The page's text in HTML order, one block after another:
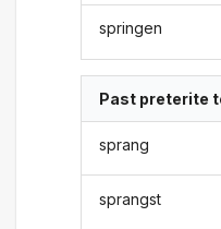
springen
Past preterite
sprang
sprangst